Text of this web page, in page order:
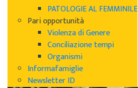
PATOLOGIE AL FEMMINILE
Pari opportunità
Violenza di Genere
Conciliazione tempi
Organismi
Informafamiglie
Newsletter ID